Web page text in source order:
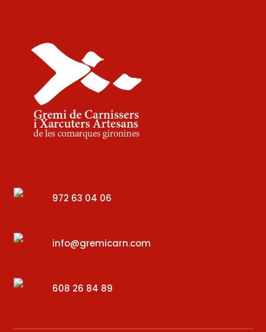
972 63 04 06
info@gremicarn.com
608 26 84 89